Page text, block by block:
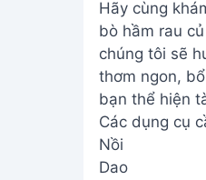
Hãy cùng
bò hầm rau
chúng tôi sẽ
thơm ngon,
bạn thể hiện
Các dụng cụ
Nồi
Dao